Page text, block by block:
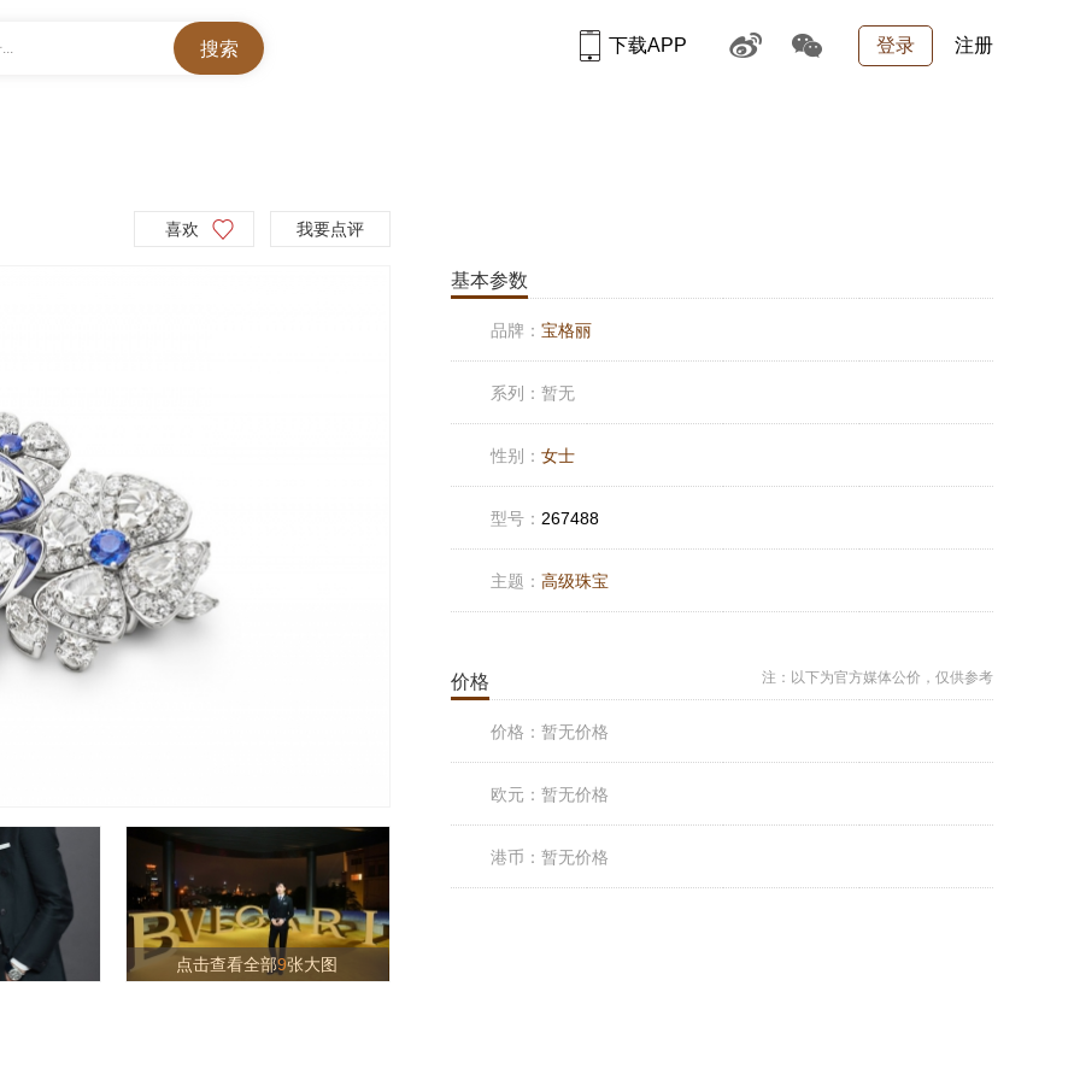
登录 注册
下载APP
喜欢 我要点评
点击查看全部9张大图
基本参数
品牌： 宝格丽
系列： 暂无
性别： 女士
型号： 267488
主题： 高级珠宝
价格 注：以下为官方媒体公价，仅供参考
价格： 暂无价格
欧元： 暂无价格
港币： 暂无价格